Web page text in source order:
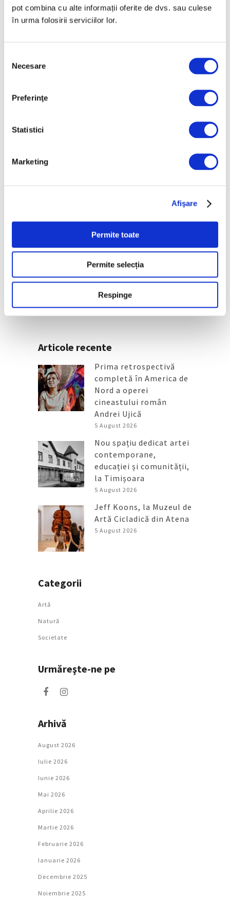
pot combina cu alte informații oferite de dvs. sau culese
în urma folosirii serviciilor lor.
consimțământului
Necesare
Preferinţe
Statistici
Marketing
Afişare
Permite toate
Permite selecția
Respinge
prin muncă”, la Muzeul de Artă
Brașov
Ritualurile de baie ale Marthei, în
centrul unei expoziții Bonnard/
galerie foto
30 Iulie 2026
Articole recente
Prima retrospectivă
completă în America de
Nord a operei
cineastului român
Andrei Ujică
5 August 2026
Nou spațiu dedicat artei
contemporane,
educației și comunității,
la Timișoara
5 August 2026
Jeff Koons, la Muzeul de
Artă Cicladică din Atena
5 August 2026
Categorii
Artǎ
Natură
Societate
Urmăreşte-ne pe
Arhivă
August 2026
Iulie 2026
Iunie 2026
Mai 2026
Aprilie 2026
Martie 2026
Februarie 2026
Ianuarie 2026
Decembrie 2025
Noiembrie 2025